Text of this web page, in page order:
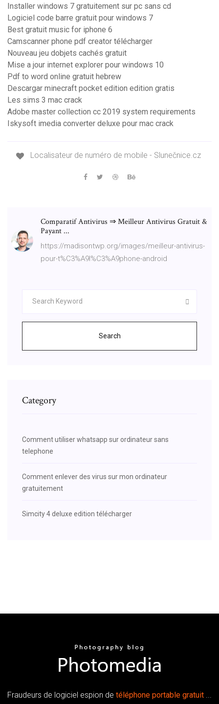
Installer windows 7 gratuitement sur pc sans cd
Logiciel code barre gratuit pour windows 7
Best gratuit music for iphone 6
Camscanner phone pdf creator télécharger
Nouveau jeu dobjets cachés gratuit
Mise a jour internet explorer pour windows 10
Pdf to word online gratuit hebrew
Descargar minecraft pocket edition edition gratis
Les sims 3 mac crack
Adobe master collection cc 2019 system requirements
Iskysoft imedia converter deluxe pour mac crack
Localisateur de numéro de mobile - Slunečnice.cz
Comparatif Antivirus ⇒ Meilleur Antivirus Gratuit &
Payant ...
https://madisontwp.org/images/meilleur-antivirus-
pour-t%C3%A9l%C3%A9phone-android
Search
Category
Comment utiliser whatsapp sur ordinateur sans
telephone
Comment enlever des virus sur mon ordinateur
gratuitement
Simcity 4 deluxe edition télécharger
Fraudeurs de logiciel espion de téléphone portable gratuit